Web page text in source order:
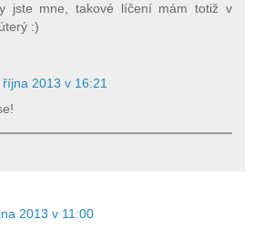
jste mne, takové líčení mám totiž v
:)
října 2013 v 16:21
2013 v 11:00